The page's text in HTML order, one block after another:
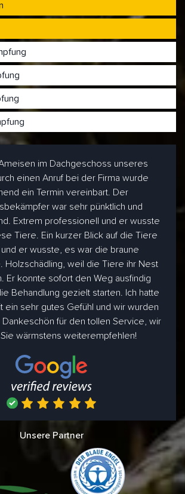
im Dachgeschoss unseres
einen Anruf bei der Firma wurde
ein Termin vereinbart. Der
war sehr pünktlich und
Extrem professionell und er wusste
Tiere. Ein kurzer Blick auf die Tiere
er wusste, es war die braune
Holzschädling, weil die Tiere ihr Nest
Er konnte sofort den Weg ausfindig
Behandlung gezielt starten. Ich hatte
ein sehr gutes Gefühl und wir wurden
für den tollen Service, wir
wärmstens weiterempfehlen!
Unsere Partner